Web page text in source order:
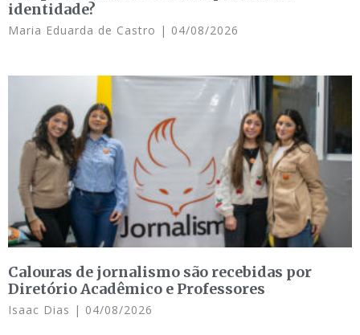
identidade?
Maria Eduarda de Castro 04/08/2026
Calouras de jornalismo são recebidas por
Diretório Acadêmico e Professores
Isaac Dias 04/08/2026